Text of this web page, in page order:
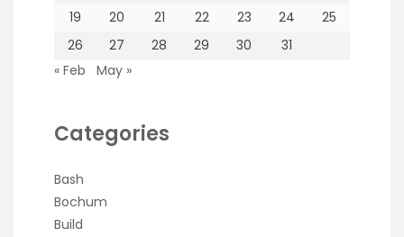
19
20 21 22 23 24
25
26
27 28 29 30
31
« Feb
May »
Categories
Bash
Bochum
Build